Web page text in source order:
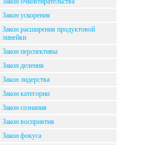
Закон ускорения
Закон расширения продуктовой
линейки
Закон перспективы
Закон деления
Закон лидерства
Закон категории
Закон сознания
Закон восприятия
Закон фокуса